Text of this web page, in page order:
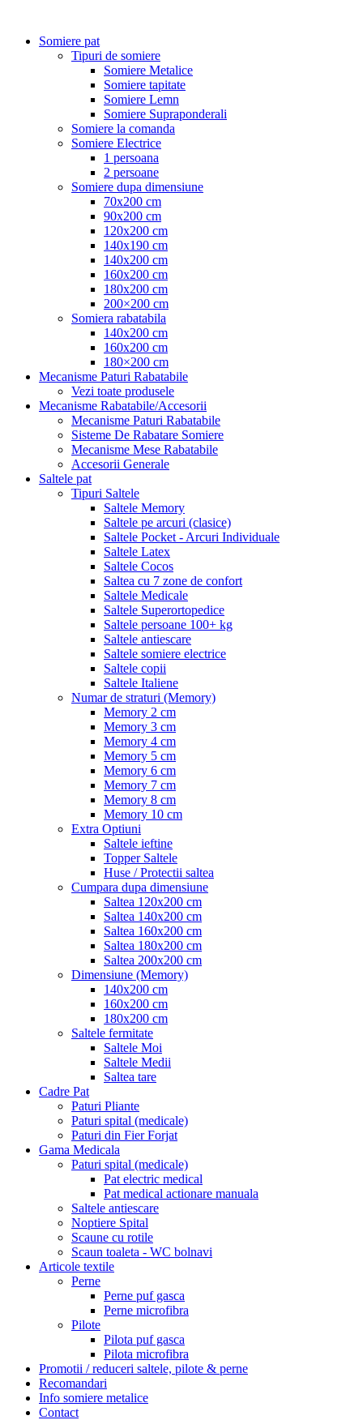
Somiere pat
Tipuri de somiere
Somiere Metalice
Somiere tapitate
Somiere Lemn
Somiere Supraponderali
Somiere la comanda
Somiere Electrice
1 persoana
2 persoane
Somiere dupa dimensiune
70x200 cm
90x200 cm
120x200 cm
140x190 cm
140x200 cm
160x200 cm
180x200 cm
200×200 cm
Somiera rabatabila
140x200 cm
160x200 cm
180×200 cm
Mecanisme Paturi Rabatabile
Vezi toate produsele
Mecanisme Rabatabile/Accesorii
Mecanisme Paturi Rabatabile
Sisteme De Rabatare Somiere
Mecanisme Mese Rabatabile
Accesorii Generale
Saltele pat
Tipuri Saltele
Saltele Memory
Saltele pe arcuri (clasice)
Saltele Pocket - Arcuri Individuale
Saltele Latex
Saltele Cocos
Saltea cu 7 zone de confort
Saltele Medicale
Saltele Superortopedice
Saltele persoane 100+ kg
Saltele antiescare
Saltele somiere electrice
Saltele copii
Saltele Italiene
Numar de straturi (Memory)
Memory 2 cm
Memory 3 cm
Memory 4 cm
Memory 5 cm
Memory 6 cm
Memory 7 cm
Memory 8 cm
Memory 10 cm
Extra Optiuni
Saltele ieftine
Topper Saltele
Huse / Protectii saltea
Cumpara dupa dimensiune
Saltea 120x200 cm
Saltea 140x200 cm
Saltea 160x200 cm
Saltea 180x200 cm
Saltea 200x200 cm
Dimensiune (Memory)
140x200 cm
160x200 cm
180x200 cm
Saltele fermitate
Saltele Moi
Saltele Medii
Saltea tare
Cadre Pat
Paturi Pliante
Paturi spital (medicale)
Paturi din Fier Forjat
Gama Medicala
Paturi spital (medicale)
Pat electric medical
Pat medical actionare manuala
Saltele antiescare
Noptiere Spital
Scaune cu rotile
Scaun toaleta - WC bolnavi
Articole textile
Perne
Perne puf gasca
Perne microfibra
Pilote
Pilota puf gasca
Pilota microfibra
Promotii / reduceri saltele, pilote & perne
Recomandari
Info somiere metalice
Contact